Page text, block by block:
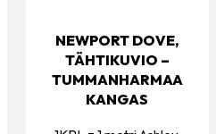
NEWPORT DOVE,
TÄHTIKUVIO –
TUMMANHARMAA
KANGAS